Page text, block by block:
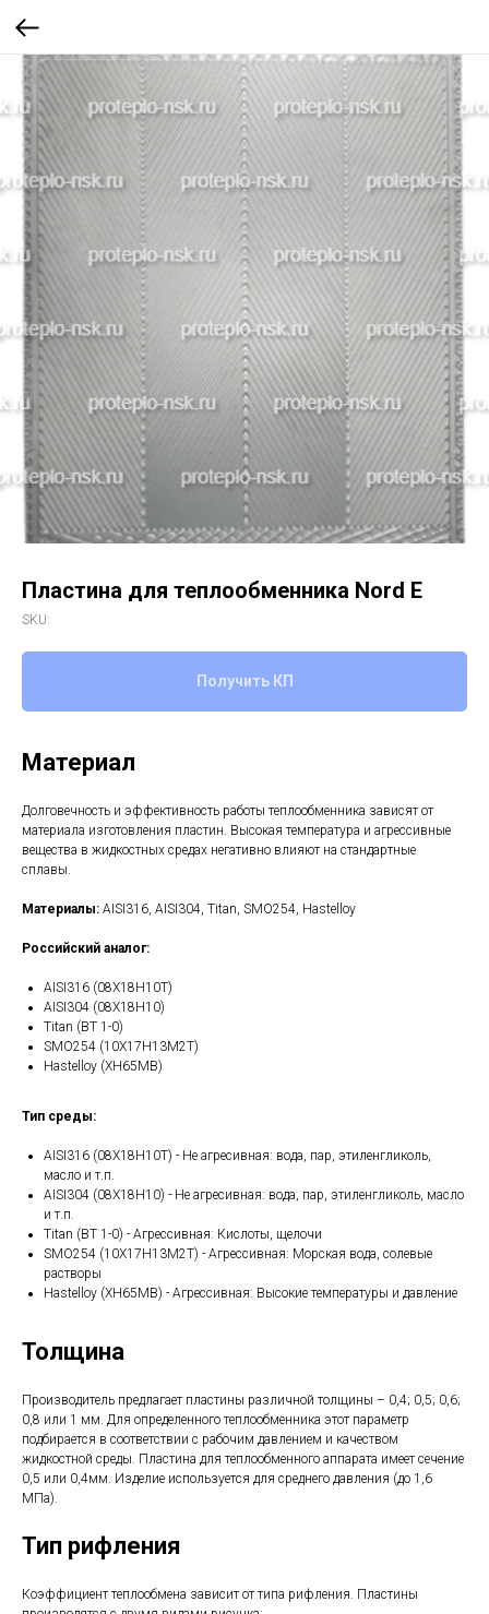
Пластина для теплообменника Nord E
SKU:
Получить КП
Материал
Долговечность и эффективность работы теплообменника зависят от
материала изготовления пластин. Высокая температура и агрессивные
вещества в жидкостных средах негативно влияют на стандартные
сплавы.
Материалы: AISI316, AISI304, Titan, SMO254, Hastelloy
Российский аналог:
AISI316 (08Х18Н10Т)
AISI304 (08Х18Н10)
Titan (ВТ 1-0)
SMO254 (10Х17Н13М2Т)
Hastelloy (ХН65МВ)
Тип среды:
AISI316 (08Х18Н10Т) - Не агресивная: вода, пар, этиленгликоль,
масло и т.п.
AISI304 (08Х18Н10) - Не агресивная: вода, пар, этиленгликоль, масло
и т.п.
Titan (ВТ 1-0) - Агрессивная: Кислоты, щелочи
SMO254 (10Х17Н13М2Т) - Агрессивная: Морская вода, солевые
растворы
Hastelloy (ХН65МВ) - Агрессивная: Высокие температуры и давление
Толщина
Производитель предлагает пластины различной толщины – 0,4; 0,5; 0,6;
0,8 или 1 мм. Для определенного теплообменника этот параметр
подбирается в соответствии с рабочим давлением и качеством
жидкостной среды. Пластина для теплообменного аппарата имеет сечение
0,5 или 0,4мм. Изделие используется для среднего давления (до 1,6
МПа).
Тип рифления
Коэффициент теплообмена зависит от типа рифления. Пластины